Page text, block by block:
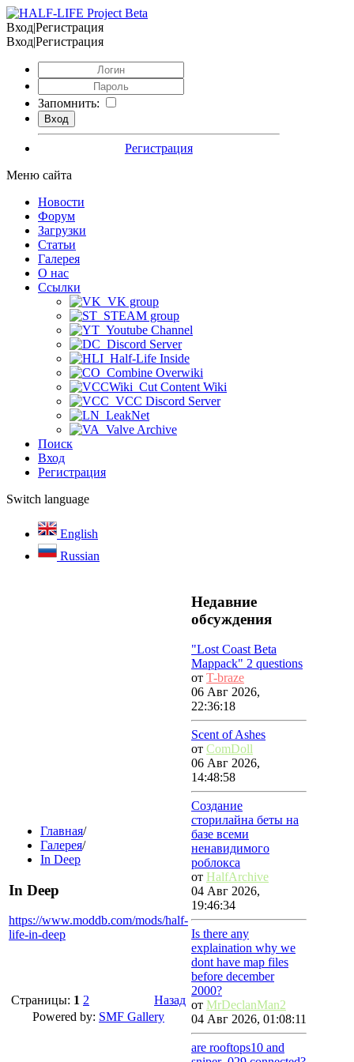
Вход|Регистрация
Вход|Регистрация
Запомнить:
Регистрация
Меню сайта
Новости
Форум
Загрузки
Статьи
Галерея
О нас
Ссылки
VK group
STEAM group
Youtube Channel
Discord Server
Half-Life Inside
Combine Overwiki
Cut Content Wiki
VCC Discord Server
LeakNet
Valve Archive
Поиск
Вход
Регистрация
Switch language
English
Russian
Главная/
Галерея/
In Deep
In Deep
https://www.moddb.com/mods/half-
life-in-deep
Страницы: 1 2
Назад
Powered by: SMF Gallery
Недавние
обсуждения
"Lost Coast Beta
Mappack" 2 questions
от T-braze
06 Авг 2026,
22:36:18
Scent of Ashes
от ComDoll
06 Авг 2026,
14:48:58
Создание
сторилайна беты на
базе всеми
ненавидимого
роблокса
от HalfArchive
04 Авг 2026,
19:46:34
Is there any
explaination why we
dont have map files
before december
2000?
от MrDeclanMan2
04 Авг 2026, 01:08:11
are rooftops10 and